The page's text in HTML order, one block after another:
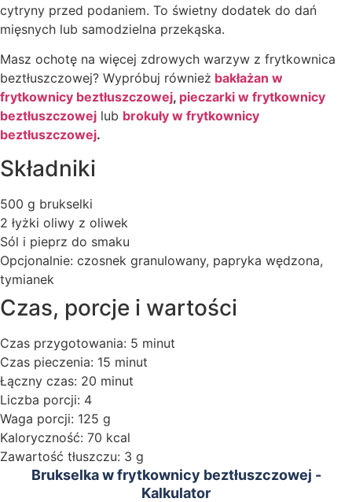
cytryny przed podaniem. To świetny dodatek do dań
mięsnych lub samodzielna przekąska.
Masz ochotę na więcej zdrowych warzyw z frytkownica
beztłuszczowej? Wypróbuj również bakłażan w
frytkownicy beztłuszczowej, pieczarki w frytkownicy
beztłuszczowej lub brokuły w frytkownicy
beztłuszczowej.
Składniki
500 g brukselki
2 łyżki oliwy z oliwek
Sól i pieprz do smaku
Opcjonalnie: czosnek granulowany, papryka wędzona,
tymianek
Czas, porcje i wartości
Czas przygotowania: 5 minut
Czas pieczenia: 15 minut
Łączny czas: 20 minut
Liczba porcji: 4
Waga porcji: 125 g
Kaloryczność: 70 kcal
Zawartość tłuszczu: 3 g
Brukselka w frytkownicy beztłuszczowej -
Kalkulator